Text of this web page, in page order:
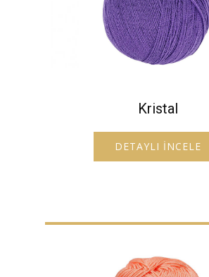
Kristal
DETAYLI İNCELE